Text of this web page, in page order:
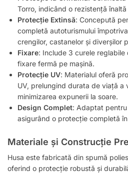
Torro, indicând o rezistență
Protecție Extinsă: Concepută
completă autoturismului
crengilor, castanelor și diverșilor
Fixare: Include 3 curele
fixare fermă pe mașină.
Protecție UV: Materialul oferă
UV, prelungind durata de viață a
minimizarea expunerii la soare.
Design Complet: Adaptat
asigurând o protecție completă
Materiale și Construcție
Husa este fabricată din spumă
oferind o protecție robustă și